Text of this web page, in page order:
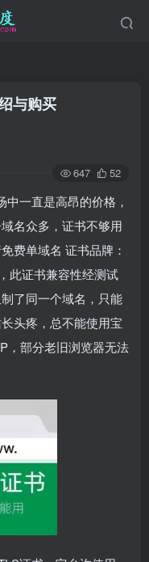
与购买
647 52
中一直是高昂的价格，
名众多，证书不够用
费单域名 证书品牌：
此证书兼容性经测试
了同一个域名，只能
头疼，总不能使用宝
，部分老旧浏览器无法